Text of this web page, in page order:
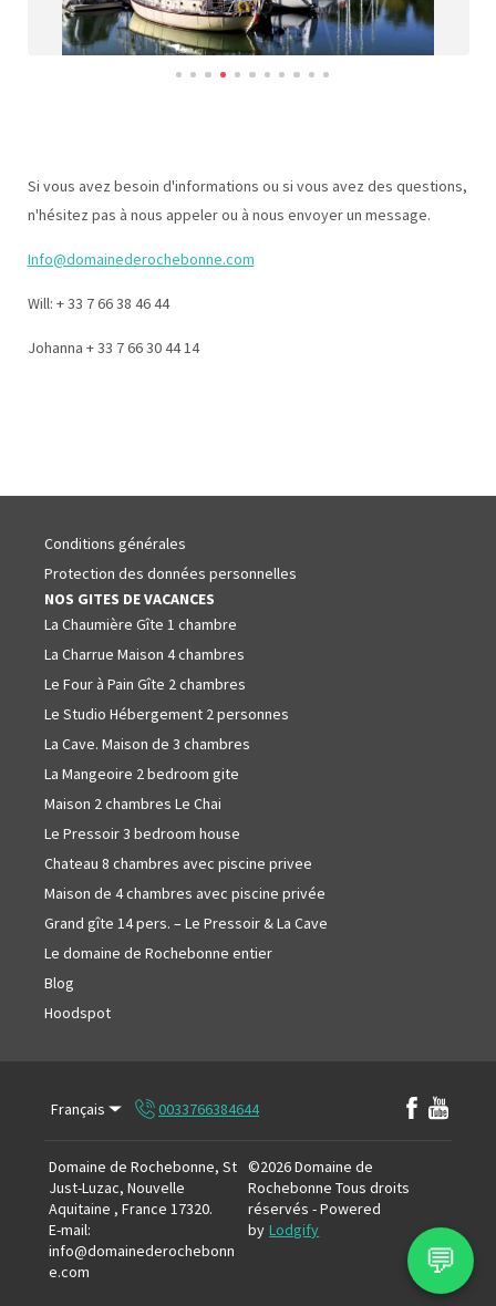
💬
Si vous avez besoin d'informations ou si vous avez des questions,
n'hésitez pas à nous appeler ou à nous envoyer un message.
Info@domainederochebonne.com
Will: + 33 7 66 38 46 44
Johanna + 33 7 66 30 44 14
Conditions générales
Protection des données personnelles
NOS GITES DE VACANCES
La Chaumière Gîte 1 chambre
La Charrue Maison 4 chambres
Le Four à Pain Gîte 2 chambres
Le Studio Hébergement 2 personnes
La Cave. Maison de 3 chambres
La Mangeoire 2 bedroom gite
Maison 2 chambres Le Chai
Le Pressoir 3 bedroom house
Chateau 8 chambres avec piscine privee
Maison de 4 chambres avec piscine privée
Grand gîte 14 pers. – Le Pressoir & La Cave
Le domaine de Rochebonne entier
Blog
Hoodspot
Français 0033766384644
Domaine de Rochebonne, St
Just-Luzac, Nouvelle
Aquitaine , France 17320.
E-mail:
info@domainederochebonn
e.com
©2026Domaine de
Rochebonne Tous droits
réservés - Powered
by Lodgify